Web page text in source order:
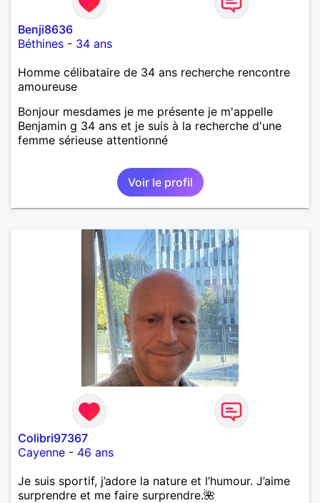
Benji8636
Béthines - 34 ans
Homme célibataire de 34 ans recherche rencontre
amoureuse
Bonjour mesdames je me présente je m'appelle
Benjamin g 34 ans et je suis à la recherche d'une
femme sérieuse attentionné
Voir le profil
Colibri97367
Cayenne - 46 ans
Je suis sportif, j’adore la nature et l’humour. J’aime
surprendre et me faire surprendre.🌺